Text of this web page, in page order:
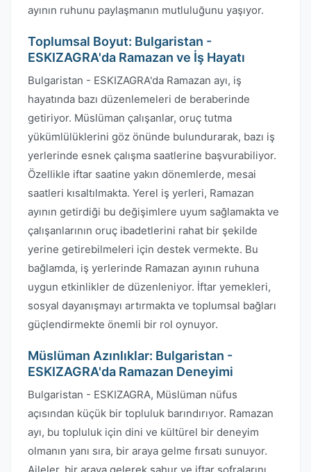
ayının ruhunu paylaşmanın mutluluğunu yaşıyor.
Toplumsal Boyut: Bulgaristan -
ESKIZAGRA'da Ramazan ve İş Hayatı
Bulgaristan - ESKIZAGRA'da Ramazan ayı, iş
hayatında bazı düzenlemeleri de beraberinde
getiriyor. Müslüman çalışanlar, oruç tutma
yükümlülüklerini göz önünde bulundurarak, bazı iş
yerlerinde esnek çalışma saatlerine başvurabiliyor.
Özellikle iftar saatine yakın dönemlerde, mesai
saatleri kısaltılmakta. Yerel iş yerleri, Ramazan
ayının getirdiği bu değişimlere uyum sağlamakta ve
çalışanlarının oruç ibadetlerini rahat bir şekilde
yerine getirebilmeleri için destek vermekte. Bu
bağlamda, iş yerlerinde Ramazan ayının ruhuna
uygun etkinlikler de düzenleniyor. İftar yemekleri,
sosyal dayanışmayı artırmakta ve toplumsal bağları
güçlendirmekte önemli bir rol oynuyor.
Müslüman Azınlıklar: Bulgaristan -
ESKIZAGRA'da Ramazan Deneyimi
Bulgaristan - ESKIZAGRA, Müslüman nüfus
açısından küçük bir topluluk barındırıyor. Ramazan
ayı, bu topluluk için dini ve kültürel bir deneyim
olmanın yanı sıra, bir araya gelme fırsatı sunuyor.